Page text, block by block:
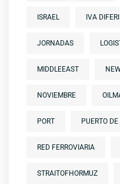
ISRAEL IVA
JORNADAS
MIDDLEEAST
NOVIEMBRE
PORT PUERTO
RED FERROVIARIA
STRAITOFHORMUZ